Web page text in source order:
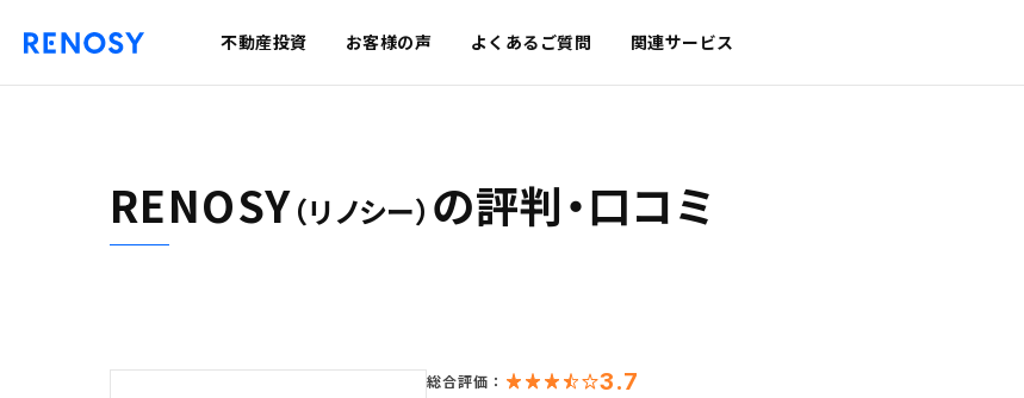
不動産投資 お客様の声 よくあるご質問 関連サービス
RENOSY（リノシー） の評判・口コミ
総合評価： 3.7